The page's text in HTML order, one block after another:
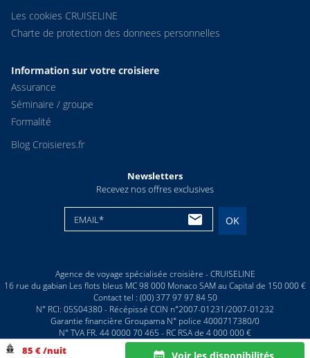
85 € /nuit
Les cookies CRUISELINE
Charte de protection des donnees personnelles
Information sur votre croisiere
Assurance
Séminaire / groupe
Formalité
Blog Croisieres.fr
Newsletters
Recevez nos offres exclusives
EMAIL* OK
Agence de voyage spécialisée croisière - CRUISELINE
16 rue du gabian Les flots bleus MC 98 000 Monaco SAM au Capital de 150 000 €
Contact tel : (00) 377 97 97 84 50
N° RCI: 05S04380 - Récépissé CCIN n°2007-01231/2007-01232
Garantie financière Groupama N° police 4000717380/0
N° TVA FR. 44 0000 70 465 - RC RSA de 4 000 000 €
© CRUISELINE 2026 - all rights reserved